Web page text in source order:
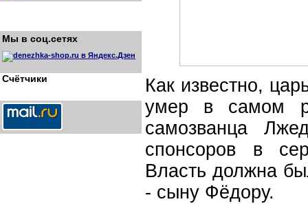
Мы в соц.сетях
Счётчики
Как известно,
умер в самом
самозванца
спонсоров в
Власть должна
- сыну Фёдору.